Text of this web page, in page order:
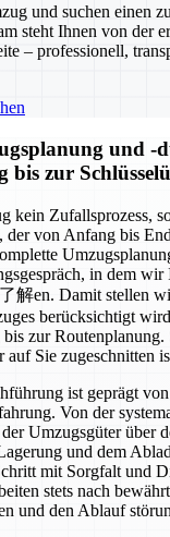
und suchen einen
steht Ihnen von der
– professionell,
und -
bis zur
kein Zufallsprozess,
der von Anfang bis
in dem wir
解en. Damit stellen
berücksichtigt
zur Routenplanung.
auf Sie zugeschnitten
ist geprägt
Von der
Umzugsgüter über
und dem
mit Sorgfalt und
stets nach
und den Ablauf